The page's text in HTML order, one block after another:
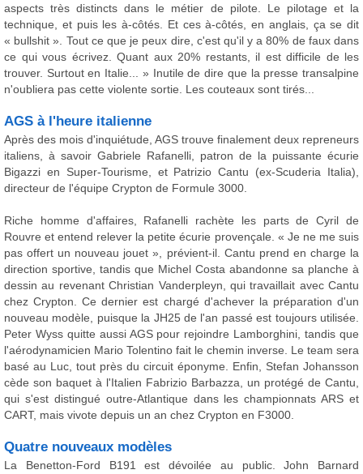
aspects très distincts dans le métier de pilote. Le pilotage et la
technique, et puis les à-côtés. Et ces à-côtés, en anglais, ça se dit
« bullshit ». Tout ce que je peux dire, c'est qu'il y a 80% de faux dans
ce qui vous écrivez. Quant aux 20% restants, il est difficile de les
trouver. Surtout en Italie... » Inutile de dire que la presse transalpine
n'oubliera pas cette violente sortie. Les couteaux sont tirés...
AGS à l'heure italienne
Après des mois d'inquiétude, AGS trouve finalement deux repreneurs
italiens, à savoir Gabriele Rafanelli, patron de la puissante écurie
Bigazzi en Super-Tourisme, et Patrizio Cantu (ex-Scuderia Italia),
directeur de l'équipe Crypton de Formule 3000.
Riche homme d'affaires, Rafanelli rachète les parts de Cyril de
Rouvre et entend relever la petite écurie provençale. « Je ne me suis
pas offert un nouveau jouet », prévient-il. Cantu prend en charge la
direction sportive, tandis que Michel Costa abandonne sa planche à
dessin au revenant Christian Vanderpleyn, qui travaillait avec Cantu
chez Crypton. Ce dernier est chargé d'achever la préparation d'un
nouveau modèle, puisque la JH25 de l'an passé est toujours utilisée.
Peter Wyss quitte aussi AGS pour rejoindre Lamborghini, tandis que
l'aérodynamicien Mario Tolentino fait le chemin inverse. Le team sera
basé au Luc, tout près du circuit éponyme. Enfin, Stefan Johansson
cède son baquet à l'Italien Fabrizio Barbazza, un protégé de Cantu,
qui s'est distingué outre-Atlantique dans les championnats ARS et
CART, mais vivote depuis un an chez Crypton en F3000.
Quatre nouveaux modèles
La Benetton-Ford B191 est dévoilée au public. John Barnard